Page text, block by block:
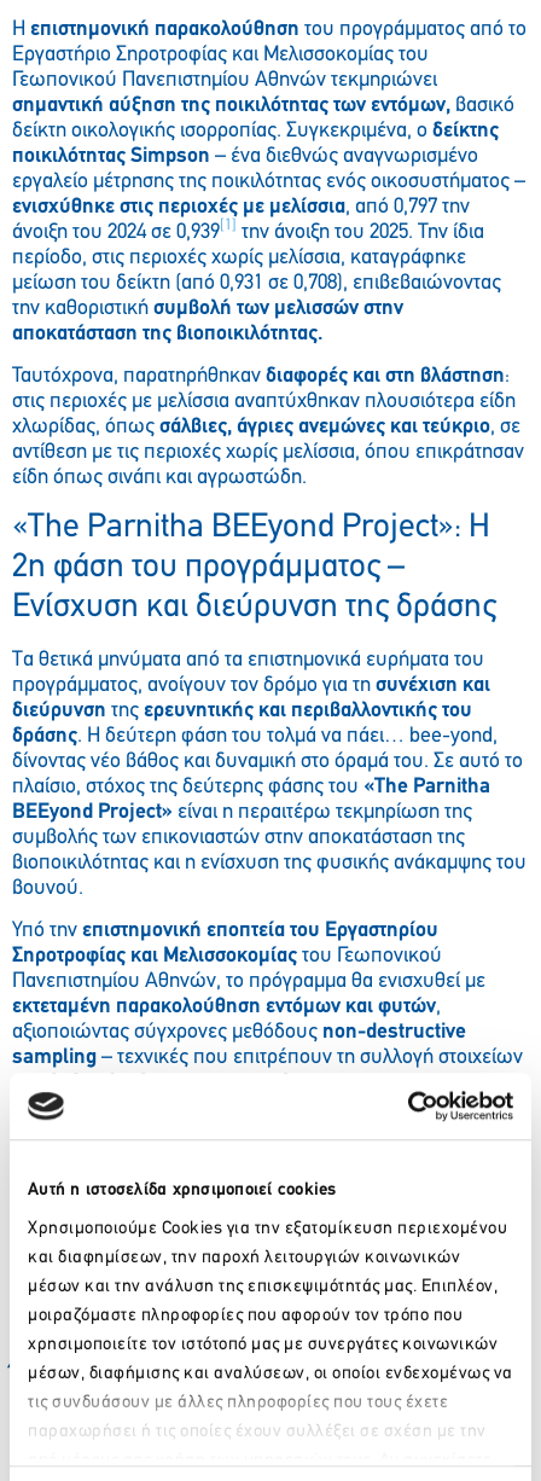
Αυτή η ιστοσελίδα χρησιμοποιεί cookies
Χρησιμοποιούμε Cookies για την εξατομίκευση περιεχομένου
και διαφημίσεων, την παροχή λειτουργιών κοινωνικών
μέσων και την ανάλυση της επισκεψιμότητάς μας. Επιπλέον,
μοιραζόμαστε πληροφορίες που αφορούν τον τρόπο που
χρησιμοποιείτε τον ιστότοπό μας με συνεργάτες κοινωνικών
μέσων, διαφήμισης και αναλύσεων, οι οποίοι ενδεχομένως να
τις συνδυάσουν με άλλες πληροφορίες που τους έχετε
παραχωρήσει ή τις οποίες έχουν συλλέξει σε σχέση με την
Η επιστημονική παρακολούθηση του προγράμματος από το
Εργαστήριο Σηροτροφίας και Μελισσοκομίας του
Γεωπονικού Πανεπιστημίου Αθηνών τεκμηριώνει
σημαντική αύξηση της ποικιλότητας των εντόμων, βασικό
δείκτη οικολογικής ισορροπίας. Συγκεκριμένα, ο δείκτης
ποικιλότητας Simpson – ένα διεθνώς αναγνωρισμένο
εργαλείο μέτρησης της ποικιλότητας ενός οικοσυστήματος –
ενισχύθηκε στις περιοχές με μελίσσια, από 0,797 την
άνοιξη του 2024 σε 0,939[1] την άνοιξη του 2025. Την ίδια
περίοδο, στις περιοχές χωρίς μελίσσια, καταγράφηκε
μείωση του δείκτη (από 0,931 σε 0,708), επιβεβαιώνοντας
την καθοριστική συμβολή των μελισσών στην
αποκατάσταση της βιοποικιλότητας.
Ταυτόχρονα, παρατηρήθηκαν διαφορές και στη βλάστηση:
στις περιοχές με μελίσσια αναπτύχθηκαν πλουσιότερα είδη
χλωρίδας, όπως σάλβιες, άγριες ανεμώνες και τεύκριο, σε
αντίθεση με τις περιοχές χωρίς μελίσσια, όπου επικράτησαν
είδη όπως σινάπι και αγρωστώδη.
«The Parnitha BEEyond Project»: Η
2η φάση του προγράμματος –
Ενίσχυση και διεύρυνση της δράσης
Tα θετικά μηνύματα από τα επιστημονικά ευρήματα του
προγράμματος, ανοίγουν τον δρόμο για τη συνέχιση και
διεύρυνση της ερευνητικής και περιβαλλοντικής του
δράσης. Η δεύτερη φάση του τολμά να πάει… bee-yond,
δίνοντας νέο βάθος και δυναμική στο όραμά του. Σε αυτό το
πλαίσιο, στόχος της δεύτερης φάσης του «The Parnitha
BEEyond Project» είναι η περαιτέρω τεκμηρίωση της
συμβολής των επικονιαστών στην αποκατάσταση της
βιοποικιλότητας και η ενίσχυση της φυσικής ανάκαμψης του
βουνού.
Υπό την επιστημονική εποπτεία του Εργαστηρίου
Σηροτροφίας και Μελισσοκομίας του Γεωπονικού
Πανεπιστημίου Αθηνών, το πρόγραμμα θα ενισχυθεί με
εκτεταμένη παρακολούθηση εντόμων και φυτών,
αξιοποιώντας σύγχρονες μεθόδους non-destructive
sampling – τεχνικές που επιτρέπουν τη συλλογή στοιχείων
Στην εξέλιξη του προγράμματος συμμετέχουν οι
εθελοντικά τα μελίσσια τους για τις ανάγκες της δράσης. Η
συμμετοχή αυτή επιβεβαιώνει πως η προστασία του
περιβάλλοντος μπορεί να είναιμια συλλογική υπόθεση. Το
πρόγραμμαπαραμένει υπό την αιγίδα της Περιφέρειας
Αττικής, η οποία στηρίζει έμπρακτα δράσεις με
μακροπρόθεσμο θετικό αντίκτυπο στα οικοσυστήματα και τη
βιωσιμότητα της Αττικής.
Ένα μοντέλο συνεργασίας με
μετρήσιμα αποτελέσματα
Το «The Parnitha BEEyond Project» αποτελεί ένα πρότυπο